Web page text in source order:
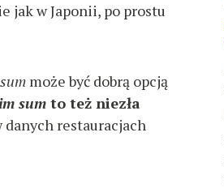
jak w Japonii, po prostu
może być dobrą opcją
sum to też niezła
restauracjach